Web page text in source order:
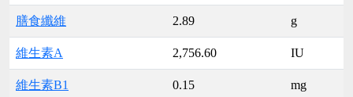
膳食纖維 2.89 g
維生素A 2,756.60 IU
維生素B1 0.15 mg